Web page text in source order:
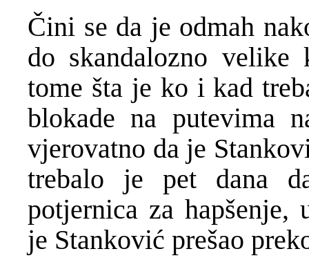
Čini se da je odmah
do skandalozno
tome šta je ko i kad
blokade na putevima
vjerovatno da je
trebalo je pet dana
potjernica za
je Stanković prešao